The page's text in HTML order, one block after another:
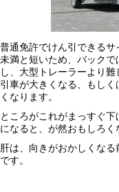
普通免許でけん引できる
未満と短いため、バック
し、大型トレーラーより
引車が大きくなる、もし
くなります。
ところがこれがまっすぐ
になると、が然おもしろく
肝は、向きがおかしくな
です。